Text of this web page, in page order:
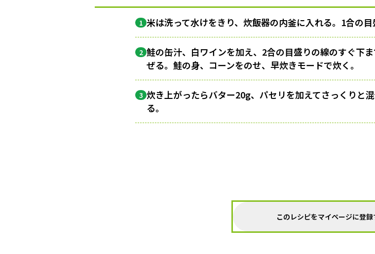
1 米は洗って水けをきり、炊飯器の内釜に入れる。1合の目
2 鮭の缶汁、白ワインを加え、2合の目盛りの線のすぐ下
ぜる。鮭の身、コーンをのせ、早炊きモードで炊く。
3 炊き上がったらバター20g、パセリを加えてさっくりと
る。
このレシピをマイページに登録